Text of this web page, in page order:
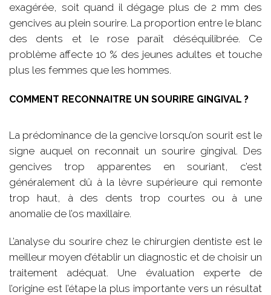
exagérée, soit quand il dégage plus de 2 mm des
gencives au plein sourire. La proportion entre le blanc
des dents et le rose paraît déséquilibrée. Ce
problème affecte 10 % des jeunes adultes et touche
plus les femmes que les hommes.
COMMENT RECONNAITRE UN SOURIRE GINGIVAL ?
La prédominance de la gencive lorsqu’on sourit est le
signe auquel on reconnait un sourire gingival. Des
gencives trop apparentes en souriant, c’est
généralement dû à la lèvre supérieure qui remonte
trop haut, à des dents trop courtes ou à une
anomalie de l’os maxillaire.
L’analyse du sourire chez le chirurgien dentiste est le
meilleur moyen d’établir un diagnostic et de choisir un
traitement adéquat. Une évaluation experte de
l’origine est l’étape la plus importante vers un résultat